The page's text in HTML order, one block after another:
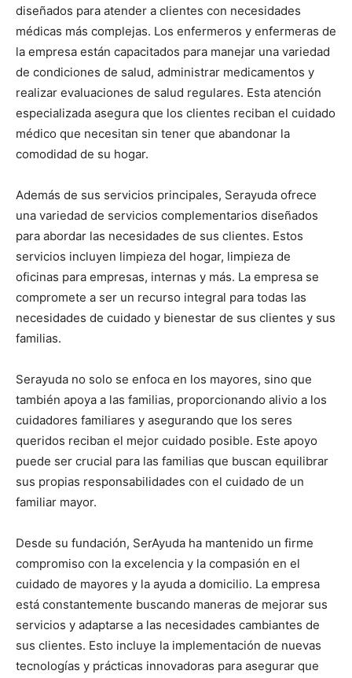
diseñados para atender a clientes con necesidades
médicas más complejas. Los enfermeros y enfermeras de
la empresa están capacitados para manejar una variedad
de condiciones de salud, administrar medicamentos y
realizar evaluaciones de salud regulares. Esta atención
especializada asegura que los clientes reciban el cuidado
médico que necesitan sin tener que abandonar la
comodidad de su hogar.
Además de sus servicios principales, Serayuda ofrece
una variedad de servicios complementarios diseñados
para abordar las necesidades de sus clientes. Estos
servicios incluyen limpieza del hogar, limpieza de
oficinas para empresas, internas y más. La empresa se
compromete a ser un recurso integral para todas las
necesidades de cuidado y bienestar de sus clientes y sus
familias.
Serayuda no solo se enfoca en los mayores, sino que
también apoya a las familias, proporcionando alivio a los
cuidadores familiares y asegurando que los seres
queridos reciban el mejor cuidado posible. Este apoyo
puede ser crucial para las familias que buscan equilibrar
sus propias responsabilidades con el cuidado de un
familiar mayor.
Desde su fundación, SerAyuda ha mantenido un firme
compromiso con la excelencia y la compasión en el
cuidado de mayores y la ayuda a domicilio. La empresa
está constantemente buscando maneras de mejorar sus
servicios y adaptarse a las necesidades cambiantes de
sus clientes. Esto incluye la implementación de nuevas
tecnologías y prácticas innovadoras para asegurar que